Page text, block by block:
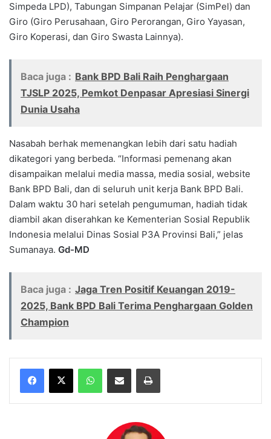
Simpeda LPD), Tabungan Simpanan Pelajar (SimPel) dan
Giro (Giro Perusahaan, Giro Perorangan, Giro Yayasan,
Giro Koperasi, dan Giro Swasta Lainnya).
Baca juga : Bank BPD Bali Raih Penghargaan
TJSLP 2025, Pemkot Denpasar Apresiasi Sinergi
Dunia Usaha
Nasabah berhak memenangkan lebih dari satu hadiah
dikategori yang berbeda. “Informasi pemenang akan
disampaikan melalui media massa, media sosial, website
Bank BPD Bali, dan di seluruh unit kerja Bank BPD Bali.
Dalam waktu 30 hari setelah pengumuman, hadiah tidak
diambil akan diserahkan ke Kementerian Sosial Republik
Indonesia melalui Dinas Sosial P3A Provinsi Bali,” jelas
Sumanaya. Gd-MD
Baca juga : Jaga Tren Positif Keuangan 2019-
2025, Bank BPD Bali Terima Penghargaan Golden
Champion
WhatsAppShare via Email Print